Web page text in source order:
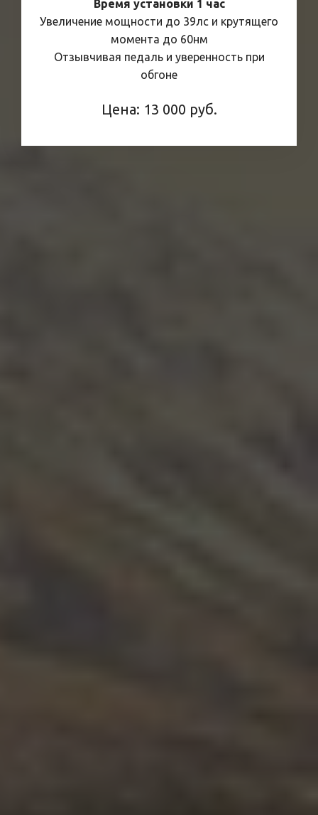
Цена: 13 000 руб.
Время установки 1 час
Увеличение мощности до 39лс и крутящего
момента до 60нм
Отзывчивая педаль и уверенность при
обгоне